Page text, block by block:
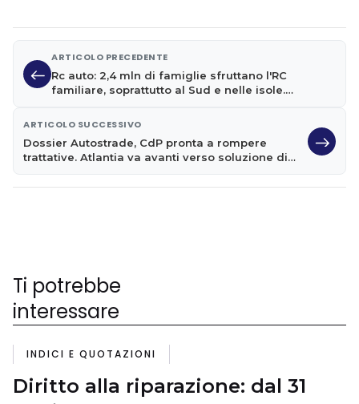
ARTICOLO PRECEDENTE
Rc auto: 2,4 mln di famiglie sfruttano l'RC
familiare, soprattutto al Sud e nelle isole.
ARTICOLO SUCCESSIVO
Dossier Autostrade, CdP pronta a rompere
trattative. Atlantia va avanti verso soluzione di
Ti potrebbe
interessare
INDICI E QUOTAZIONI
Diritto alla riparazione: dal 31